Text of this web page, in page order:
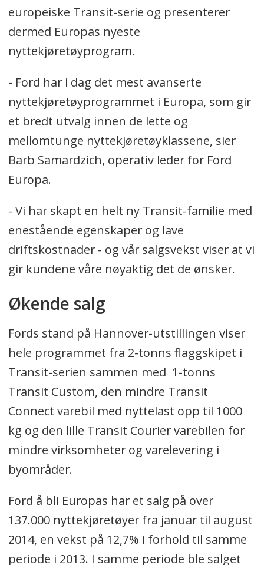
europeiske Transit-serie og presenterer
dermed Europas nyeste
nyttekjøretøyprogram.
- Ford har i dag det mest avanserte
nyttekjøretøyprogrammet i Europa, som gir
et bredt utvalg innen de lette og
mellomtunge nyttekjøretøyklassene, sier
Barb Samardzich, operativ leder for Ford
Europa.
- Vi har skapt en helt ny Transit-familie med
enestående egenskaper og lave
driftskostnader - og vår salgsvekst viser at vi
gir kundene våre nøyaktig det de ønsker.
Økende salg
Fords stand på Hannover-utstillingen viser
hele programmet fra 2-tonns flaggskipet i
Transit-serien sammen med 1-tonns
Transit Custom, den mindre Transit
Connect varebil med nyttelast opp til 1000
kg og den lille Transit Courier varebilen for
mindre virksomheter og varelevering i
byområder.
Ford å bli Europas har et salg på over
137.000 nyttekjøretøyer fra januar til august
2014, en vekst på 12,7% i forhold til samme
periode i 2013. I samme periode ble salget